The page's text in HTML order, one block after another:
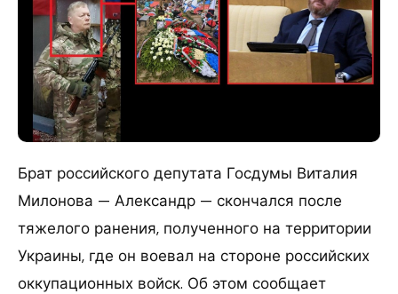
Брат российского депутата Госдумы Виталия
Милонова — Александр — скончался после
тяжелого ранения, полученного на территории
Украины, где он воевал на стороне российских
оккупационных войск. Об этом сообщает